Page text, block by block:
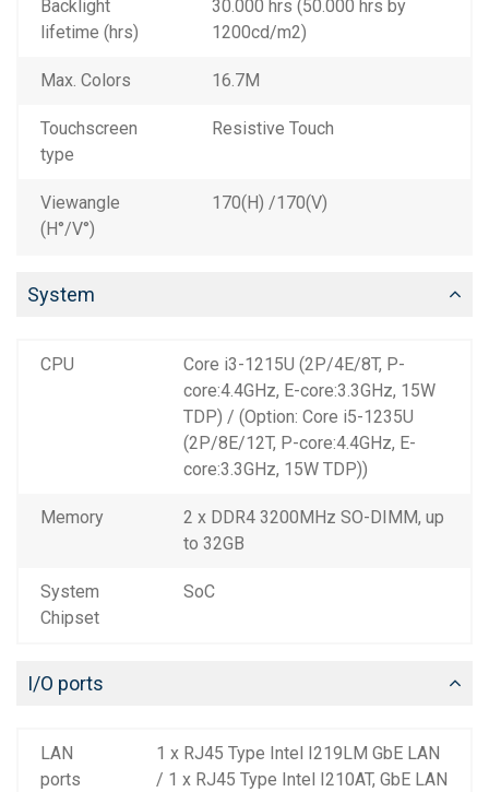
Backlight
lifetime (hrs)
30.000 hrs (50.000 hrs by
1200cd/m2)
Max. Colors 16.7M
Touchscreen
type
Resistive Touch
Viewangle
(H°/V°)
170(H) /170(V)
System
CPU
Core i3-1215U (2P/4E/8T, P-
core:4.4GHz, E-core:3.3GHz, 15W
TDP) / (Option: Core i5-1235U
(2P/8E/12T, P-core:4.4GHz, E-
core:3.3GHz, 15W TDP))
Memory
2 x DDR4 3200MHz SO-DIMM, up
to 32GB
System
Chipset
SoC
I/O ports
LAN
ports
1 x RJ45 Type Intel I219LM GbE LAN
/ 1 x RJ45 Type Intel I210AT, GbE LAN